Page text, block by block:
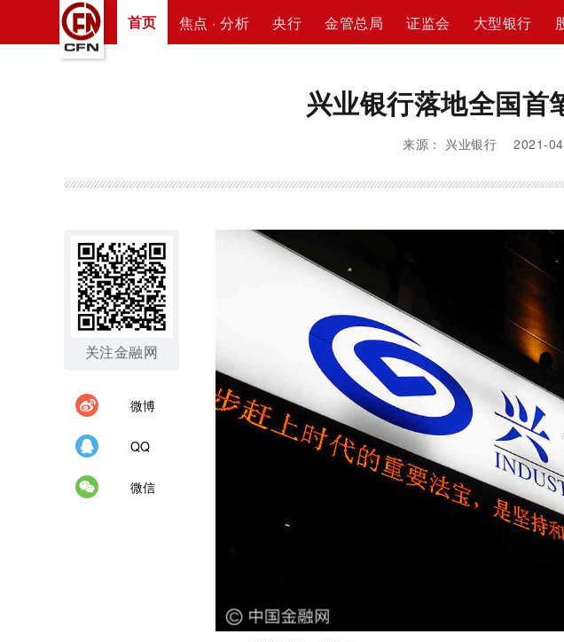
首页 焦点 · 分析 央行 金管总局 证监会 大型银行
兴业银行落地全国首
来源： 兴业银行 2021-
关注金融网
微博
QQ
微信